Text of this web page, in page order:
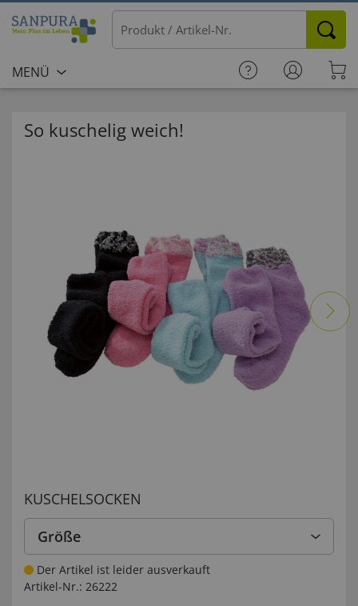
MENÜ
So kuschelig weich!
KUSCHELSOCKEN
Größe
Der Artikel ist leider ausverkauft
Artikel-Nr.: 26222